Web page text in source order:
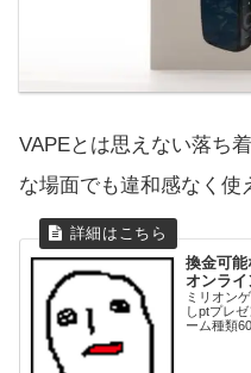
VAPEとは思えない落ち
な場面でも違和感なく使
換金可
オンラ
ミリオン
しptプレ
ーム種類